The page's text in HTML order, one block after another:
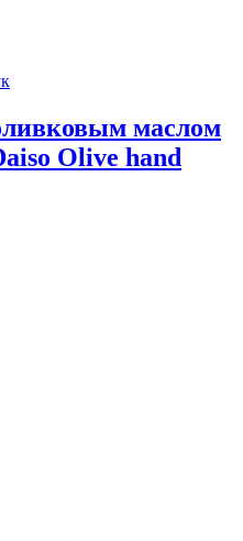
маслом
Olive hand